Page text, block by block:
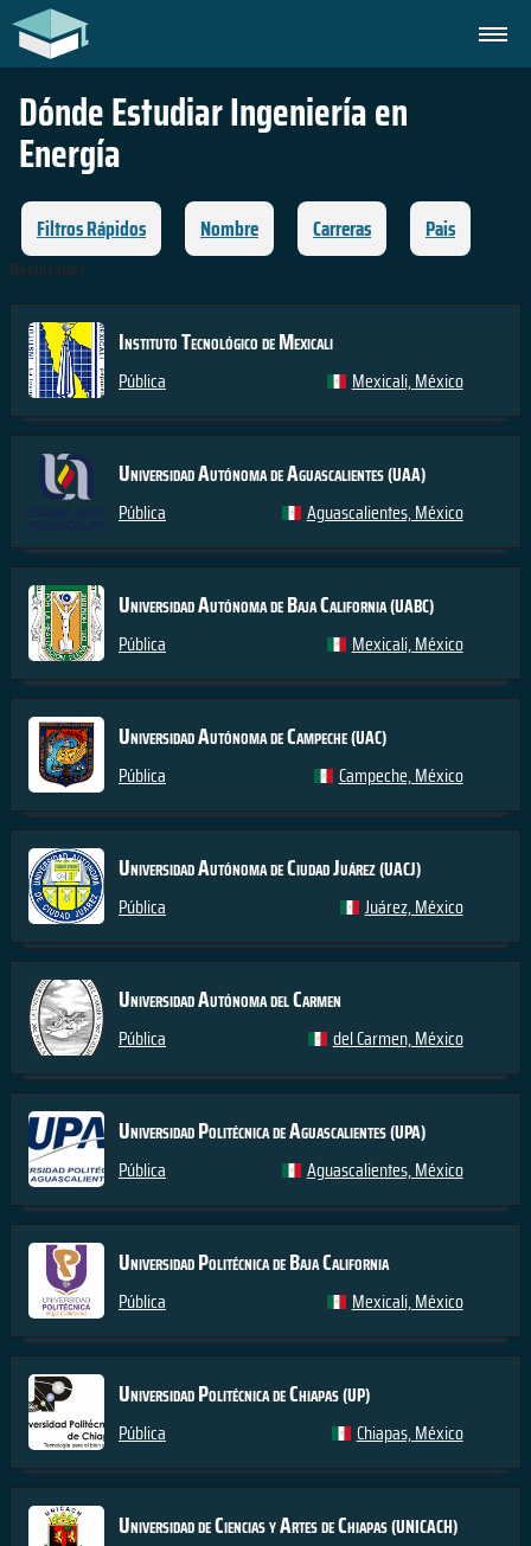
Dónde EstudiarIngeniería en
Energía
Filtros Rápidos Nombre Carreras Pais
Resultados
Instituto Tecnológico de Mexicali
Pública Mexicali, México
Universidad Autónoma de Aguascalientes(UAA)
Pública Aguascalientes, México
Universidad Autónoma de Baja California(UABC)
Pública Mexicali, México
Universidad Autónoma de Campeche(UAC)
Pública Campeche, México
Universidad Autónoma de Ciudad Juárez(UACJ)
Pública Juárez, México
Universidad Autónoma del Carmen
Pública del Carmen, México
Universidad Politécnica de Aguascalientes(UPA)
Pública Aguascalientes, México
Universidad Politécnica de Baja California
Pública Mexicali, México
Universidad Politécnica de Chiapas(UP)
Pública Chiapas, México
Universidad de Ciencias y Artes de Chiapas(UNICACH)